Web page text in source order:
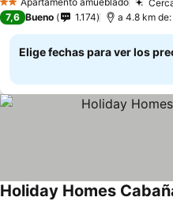
2 Estrellas
7,6 Bueno 1.174
Elige fechas para ver los
Holiday Homes